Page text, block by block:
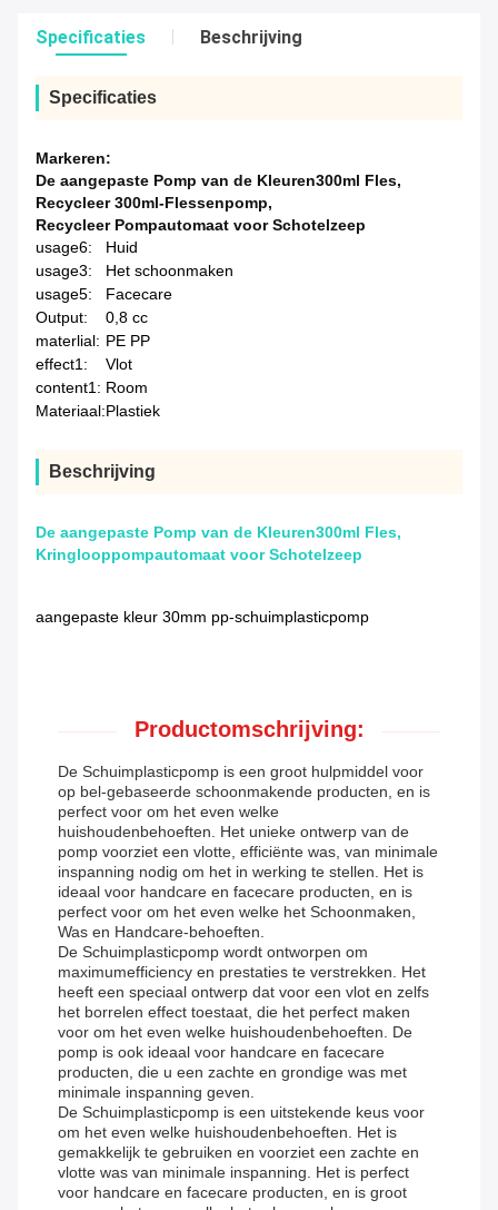
Specificaties Beschrijving
Specificaties
Markeren:
De aangepaste Pomp van de Kleuren300ml Fles,
Recycleer 300ml-Flessenpomp,
Recycleer Pompautomaat voor Schotelzeep
usage6:
Huid
usage3:
Het schoonmaken
usage5:
Facecare
Output:
0,8 cc
materlial: PE PP
effect1:
Vlot
content1: Room
Materiaal:Plastiek
Beschrijving
De aangepaste Pomp van de Kleuren300ml Fles,
Kringlooppompautomaat voor Schotelzeep
aangepaste kleur 30mm pp-schuimplasticpomp
Productomschrijving:
De Schuimplasticpomp is een groot hulpmiddel voor
op bel-gebaseerde schoonmakende producten, en is
perfect voor om het even welke
huishoudenbehoeften. Het unieke ontwerp van de
pomp voorziet een vlotte, efficiënte was, van minimale
inspanning nodig om het in werking te stellen. Het is
ideaal voor handcare en facecare producten, en is
perfect voor om het even welke het Schoonmaken,
Was en Handcare-behoeften.
De Schuimplasticpomp wordt ontworpen om
maximumefficiency en prestaties te verstrekken. Het
heeft een speciaal ontwerp dat voor een vlot en zelfs
het borrelen effect toestaat, die het perfect maken
voor om het even welke huishoudenbehoeften. De
pomp is ook ideaal voor handcare en facecare
producten, die u een zachte en grondige was met
minimale inspanning geven.
De Schuimplasticpomp is een uitstekende keus voor
om het even welke huishoudenbehoeften. Het is
gemakkelijk te gebruiken en voorziet een zachte en
vlotte was van minimale inspanning. Het is perfect
voor handcare en facecare producten, en is groot